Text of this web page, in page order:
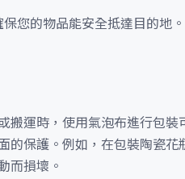
您的物品能安全抵達目的地。
搬運時，使用氣泡布進行包裝
的保護。例如，在包裝陶瓷花
而損壞。